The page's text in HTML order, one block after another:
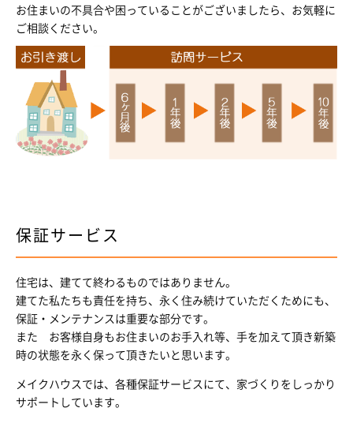
お住まいの不具合や困っていることがございましたら、お気軽に
ご相談ください。
保証サービス
住宅は、建てて終わるものではありません。
建てた私たちも責任を持ち、永く住み続けていただくためにも、
保証・メンテナンスは重要な部分です。
また お客様自身もお住まいのお手入れ等、手を加えて頂き新築
時の状態を永く保って頂きたいと思います。
メイクハウスでは、各種保証サービスにて、家づくりをしっかり
サポートしています。